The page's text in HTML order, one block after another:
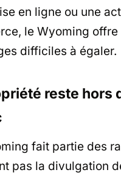
en ligne ou une
le Wyoming offre
difficiles à égaler.
reste hors
fait partie des
pas la divulgation